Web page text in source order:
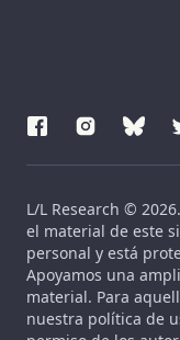
L/L Research ©
el material de este
personal y está
Apoyamos una
material. Para
nuestra política de